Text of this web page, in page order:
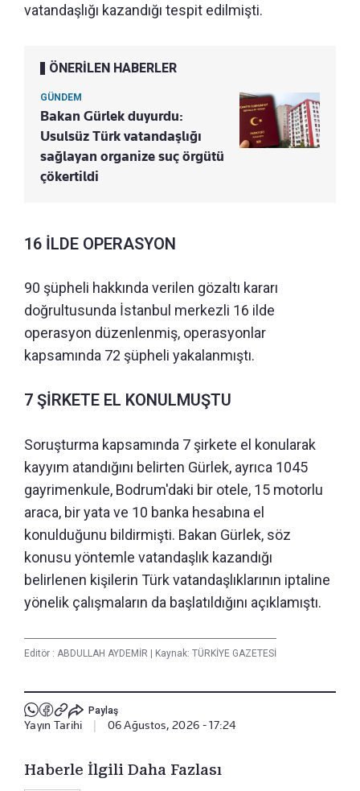
vatandaşlığı kazandığı tespit edilmişti.
ÖNERİLEN HABERLER
GÜNDEM
Bakan Gürlek duyurdu:
Usulsüz Türk vatandaşlığı
sağlayan organize suç örgütü
çökertildi
16 İLDE OPERASYON
90 şüpheli hakkında verilen gözaltı kararı
doğrultusunda İstanbul merkezli 16 ilde
operasyon düzenlenmiş, operasyonlar
kapsamında 72 şüpheli yakalanmıştı.
7 ŞİRKETE EL KONULMUŞTU
Soruşturma kapsamında 7 şirkete el konularak
kayyım atandığını belirten Gürlek, ayrıca 1045
gayrimenkule, Bodrum'daki bir otele, 15 motorlu
araca, bir yata ve 10 banka hesabına el
konulduğunu bildirmişti. Bakan Gürlek, söz
konusu yöntemle vatandaşlık kazandığı
belirlenen kişilerin Türk vatandaşlıklarının iptaline
yönelik çalışmaların da başlatıldığını açıklamıştı.
Editör : ABDULLAH AYDEMİR | Kaynak: TÜRKİYE GAZETESİ
Paylaş
Yayın Tarihi 06 Ağustos, 2026 - 17:24
Haberle İlgili Daha Fazlası